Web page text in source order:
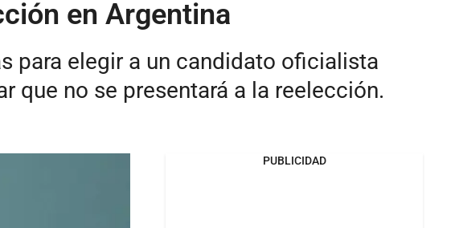
en Argentina
para elegir a un candidato oficialista
que no se presentará a la reelección.
PUBLICIDAD